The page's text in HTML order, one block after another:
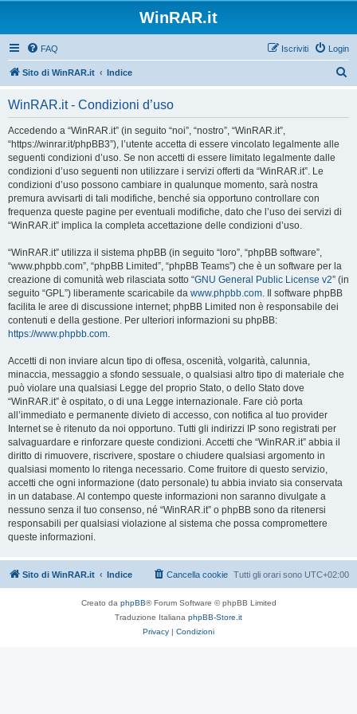
WinRAR.it
FAQ Login
Iscriviti
Sito di WinRAR.it Indice
WinRAR.it - Condizioni d’uso
Accedendo a “WinRAR.it” (in seguito “noi”, “nostro”, “WinRAR.it”,
“https://winrar.it/phpBB3”), l’utente accetta di essere vincolato legalmente alle
seguenti condizioni d’uso. Se non accetti di essere limitato legalmente dalle
condizioni d’uso seguenti non utilizzare i servizi offerti da “WinRAR.it”. Le
condizioni d’uso possono cambiare in qualunque momento, sarà nostra
premura avvisarti di tali modifiche, benché sia opportuno controllare con
frequenza queste pagine per eventuali modifiche, dato che l’uso dei servizi di
“WinRAR.it” implica la completa accettazione delle condizioni d’uso.
“WinRAR.it” utilizza il sistema phpBB (in seguito “loro”, “phpBB software”,
“www.phpbb.com”, “phpBB Limited”, “phpBB Teams”) che è un software per la
creazione di comunità web rilasciata sotto “GNU General Public License v2” (in
seguito “GPL”) liberamente scaricabile da www.phpbb.com. Il software phpBB
facilita le aree di discussione internet; phpBB Limited non è responsabile dei
contenuti e della gestione. Per ulteriori informazioni su phpBB:
https://www.phpbb.com.
Accetti di non inviare alcun tipo di offesa, oscenità, volgarità, calunnia,
minaccia, messaggio a sfondo sessuale, o qualsiasi altro tipo di materiale che
può violare una qualsiasi Legge del proprio Stato, o dello Stato dove
“WinRAR.it” è ospitato, o di una Legge internazionale. Fare ciò porta
all’immediato e permanente divieto di accesso, con notifica al tuo provider
Internet se è ritenuto da noi opportuno. Tutti gli indirizzi IP sono registrati per
salvaguardare e rinforzare queste condizioni. Accetti che “WinRAR.it” abbia il
diritto di rimuovere, riscrivere, spostare o chiudere qualsiasi argomento in
qualsiasi momento lo ritenga necessario. Come fruitore di questo servizio,
accetti che ogni informazione (dato personale) tu abbia inviato sia conservata
in un database. Al contempo queste informazioni non saranno divulgate a
nessuno senza il tuo consenso, né “WinRAR.it” o phpBB sono da ritenersi
responsabili per qualsiasi violazione al sistema che possa compromettere
queste informazioni.
Sito di WinRAR.it Indice Tutti gli orari sono UTC+02:00
Cancella cookie
Creato da phpBB® Forum Software © phpBB Limited
Traduzione Italiana phpBB-Store.it
Privacy | Condizioni